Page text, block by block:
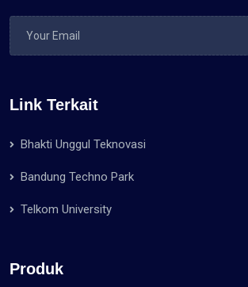
Link Terkait
Bhakti Unggul Teknovasi
Bandung Techno Park
Telkom University
Produk